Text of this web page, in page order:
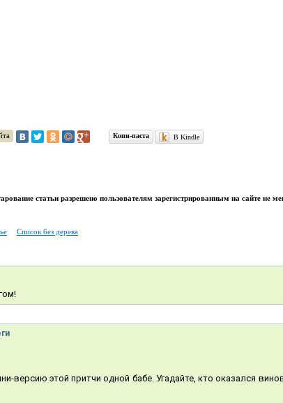
В Kindle
Копи-паста
статьи разрешено пользователям зарегистрированным на сайте не
Список без дерева
версию этой притчи одной бабе. Угадайте, кто оказался